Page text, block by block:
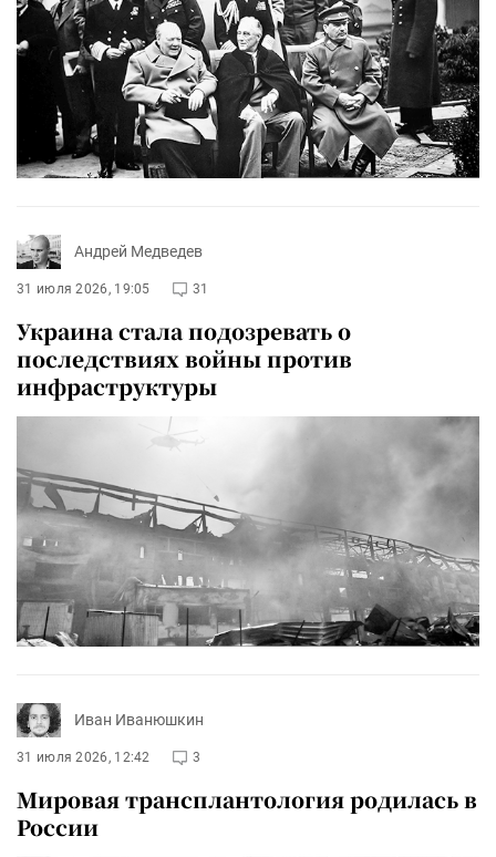
Андрей Медведев
31 июля 2026, 19:05 31
Украина стала подозревать о
последствиях войны против
инфраструктуры
Иван Иванюшкин
31 июля 2026, 12:42 3
Мировая трансплантология родилась в
России